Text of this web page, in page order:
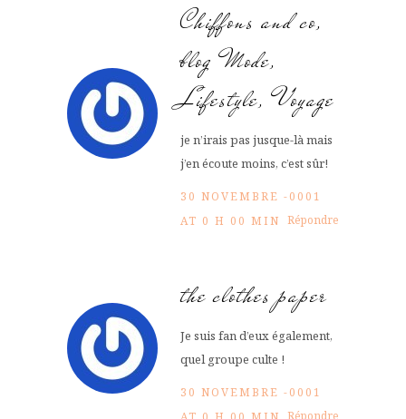
Chiffons and co,
blog Mode,
Lifestyle, Voyage
je n’irais pas jusque-là mais
j’en écoute moins, c’est sûr!
30 NOVEMBRE -0001
AT 0 H 00 MIN Répondre
the clothes paper
Je suis fan d’eux également,
quel groupe culte !
30 NOVEMBRE -0001
Répondre